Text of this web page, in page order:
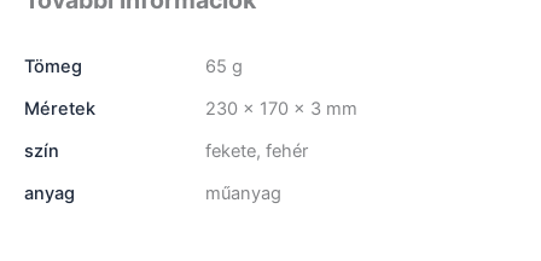
Tömeg
65 g
Méretek
230 × 170 × 3 mm
szín
fekete, fehér
anyag
műanyag